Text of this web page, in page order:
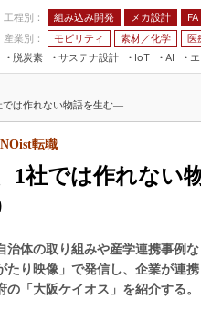
工程別： 組み込み開発 メカ設計 FA
産業別：
モビリティ 素材／化学 医
脱炭素
サステナ設計
IoT
AI
備保全 JIMTOF
IIFES
TECHNO-FRONTIER
人テク展
VR／AR
フィール
組み込み
組み込み
FA
は作れない物語を生む―...
1社では作れな
転職
治体の取り組みや産学連携事例
たり映像」で発信し、企業が連
「大阪ケイオス」を紹介する。